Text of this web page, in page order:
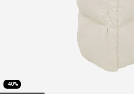
-40%